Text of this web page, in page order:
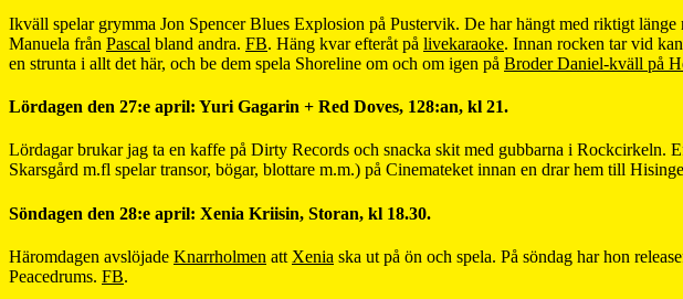
Ikväll spelar grymma Jon Spencer Blues Explosion på Pustervik. De har hängt med riktigt
Manuela från Pascal bland andra. FB. Häng kvar efteråt på livekaraoke. Innan rocken tar vid
en strunta i allt det här, och be dem spela Shoreline om och om igen på Broder Daniel-kväll på
Lördagen den 27:e april: Yuri Gagarin + Red Doves, 128:an, kl 21.
Lördagar brukar jag ta en kaffe på Dirty Records och snacka skit med gubbarna i Rockcirkeln.
Skarsgård m.fl spelar transor, bögar, blottare m.m.) på Cinemateket innan en drar hem till
Söndagen den 28:e april: Xenia Kriisin, Storan, kl 18.30.
Häromdagen avslöjade Knarrholmen att Xenia ska ut på ön och spela. På söndag har hon
Peacedrums. FB.